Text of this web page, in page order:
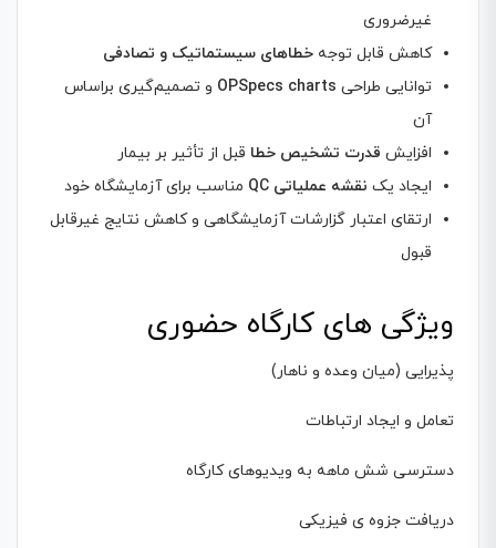
غیرضروری
کاهش قابل توجه خطاهای سیستماتیک و تصادفی
توانایی طراحی OPSpecs charts و تصمیم‌گیری براساس
آن
افزایش قدرت تشخیص خطا قبل از تأثیر بر بیمار
ایجاد یک نقشه عملیاتی QC
مناسب برای آزمایشگاه خود
ارتقای اعتبار گزارشات آزمایشگاهی و کاهش نتایج غیرقابل
قبول
ویژگی های کارگاه حضوری
پذیرایی (میان وعده و ناهار)
تعامل و ایجاد ارتباطات
دسترسی شش ماهه به ویدیوهای کارگاه
دریافت جزوه ی فیزیکی